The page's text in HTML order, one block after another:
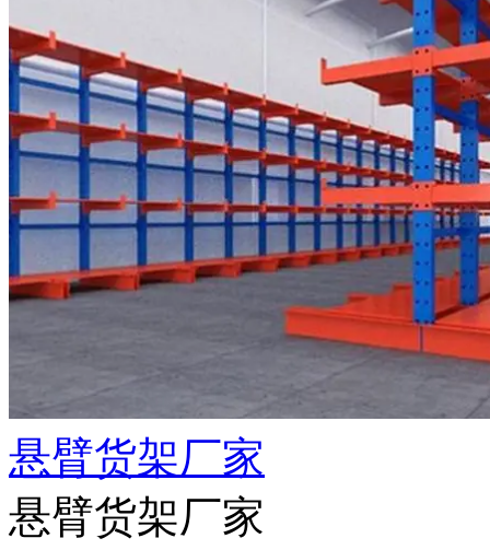
悬臂货架厂家
悬臂货架厂家